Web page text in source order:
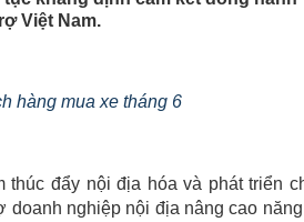
Việt Nam.
hàng mua xe tháng 6
thúc đẩy nội địa hóa và phát triển
doanh nghiệp nội địa nâng cao